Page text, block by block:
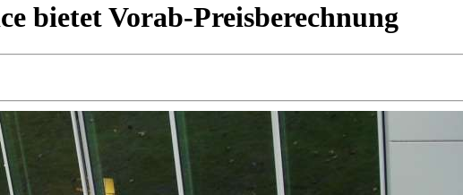
bietet Vorab-Preisberechnung